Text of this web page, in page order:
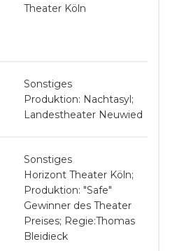
Theater Köln
Sonstiges
Produktion: Nachtasyl;
Landestheater Neuwied
Sonstiges
Horizont Theater Köln;
Produktion: "Safe"
Gewinner des Theater
Preises; Regie:Thomas
Bleidieck